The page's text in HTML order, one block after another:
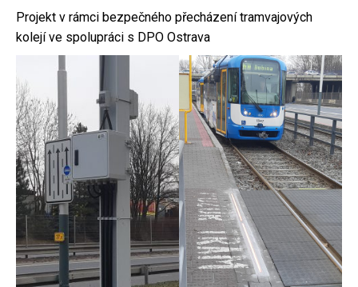
Projekt v rámci bezpečného přecházení tramvajových
kolejí ve spolupráci s DPO Ostrava